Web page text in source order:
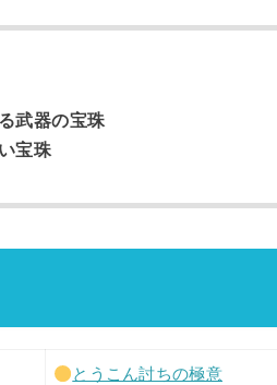
武器の宝珠
宝珠
とうこん討ちの極意